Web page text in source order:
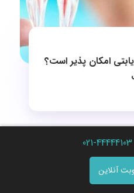
امکان پذیر است؟
44444103-021
آنلاین